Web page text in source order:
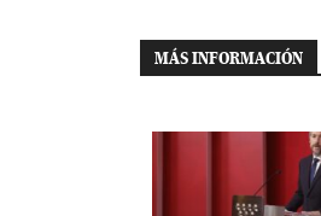
MÁS INFORMACIÓN